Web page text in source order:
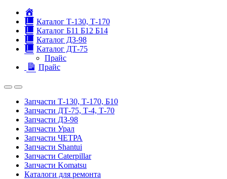
Каталог Т-130, Т-170
Каталог Б11 Б12 Б14
Каталог ДЗ-98
Каталог ДТ-75
Прайс
Прайс
Запчасти Т-130, Т-170, Б10
Запчасти ДТ-75, Т-4, Т-70
Запчасти ДЗ-98
Запчасти Урал
Запчасти ЧЕТРА
Запчасти Shantui
Запчасти Caterpillar
Запчасти Komatsu
Каталоги для ремонта